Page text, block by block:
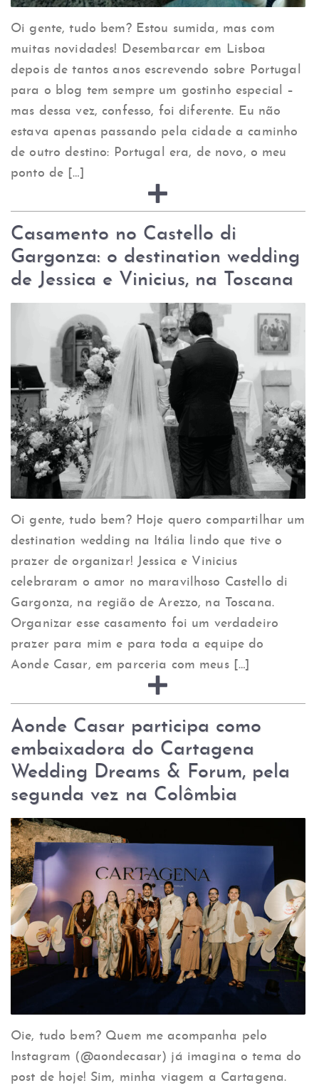
Oi gente, tudo bem? Estou sumida, mas com
muitas novidades! Desembarcar em Lisboa
depois de tantos anos escrevendo sobre Portugal
para o blog tem sempre um gostinho especial –
mas dessa vez, confesso, foi diferente. Eu não
estava apenas passando pela cidade a caminho
de outro destino: Portugal era, de novo, o meu
ponto de […]
Casamento no Castello di
Gargonza: o destination wedding
de Jessica e Vinicius, na Toscana
Oi gente, tudo bem? Hoje quero compartilhar um
destination wedding na Itália lindo que tive o
prazer de organizar! Jessica e Vinicius
celebraram o amor no maravilhoso Castello di
Gargonza, na região de Arezzo, na Toscana.
Organizar esse casamento foi um verdadeiro
prazer para mim e para toda a equipe do
Aonde Casar, em parceria com meus […]
Aonde Casar participa como
embaixadora do Cartagena
Wedding Dreams & Forum, pela
segunda vez na Colômbia
Oie, tudo bem? Quem me acompanha pelo
Instagram (@aondecasar) já imagina o tema do
post de hoje! Sim, minha viagem a Cartagena.